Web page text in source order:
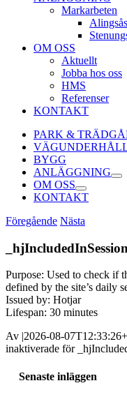
Markarbeten
Alingsås
OM OSS
Aktuellt
Jobba hos oss
HMS
Referenser
KONTAKT
PARK &
BYGG
ANLÄGGNING
OM OSS
KONTAKT
Föregående Nästa
Purpose: Used to check if
defined by the site’s daily
Issued by: Hotjar
Lifespan: 30 minutes
Av |2026-08-
inaktiverade för
Senaste inläggen